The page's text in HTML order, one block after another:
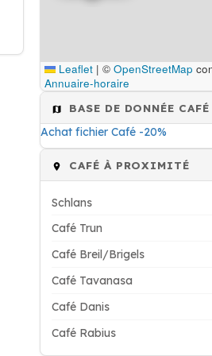
Leaflet | © OpenStreetMap
Annuaire-horaire
BASE DE DONNÉE CAFÉ
Achat fichier Café -20%
CAFÉ À PROXIMITÉ
Schlans
Café Trun
Café Breil/Brigels
Café Tavanasa
Café Danis
Café Rabius